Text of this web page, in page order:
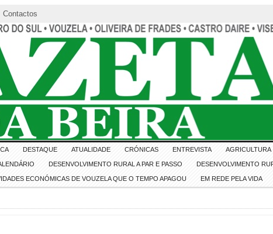
Contactos
DESTAQUE ATUALIDADE CRÓNICAS ENTREVISTA AGRICULTURA
DESENVOLVIMENTO RURAL A PAR E PASSO DESENVOLVIMENTO
ECONÓMICAS DE VOUZELA QUE O TEMPO APAGOU EM REDE PELA VIDA